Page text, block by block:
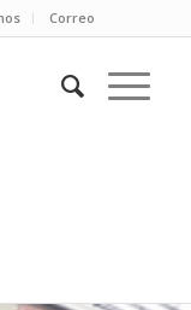
Correo